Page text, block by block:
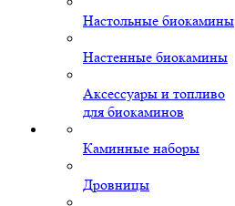
Настольные биокамины
Настенные биокамины
Аксессуары и топливо
для биокаминов
Каминные наборы
Дровницы